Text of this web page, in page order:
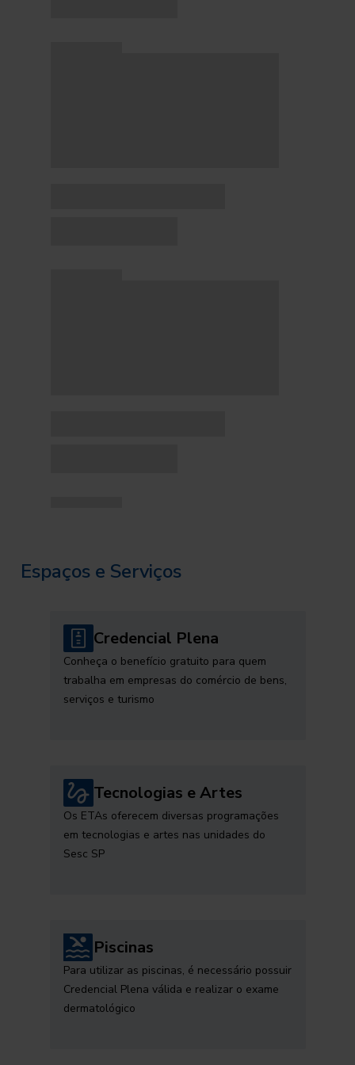
Espaços e Serviços
Credencial Plena
Conheça o benefício gratuito para quem
trabalha em empresas do comércio de bens,
serviços e turismo
Tecnologias e Artes
Os ETAs oferecem diversas programações
em tecnologias e artes nas unidades do
Sesc SP
Piscinas
Para utilizar as piscinas, é necessário possuir
Credencial Plena válida e realizar o exame
dermatológico